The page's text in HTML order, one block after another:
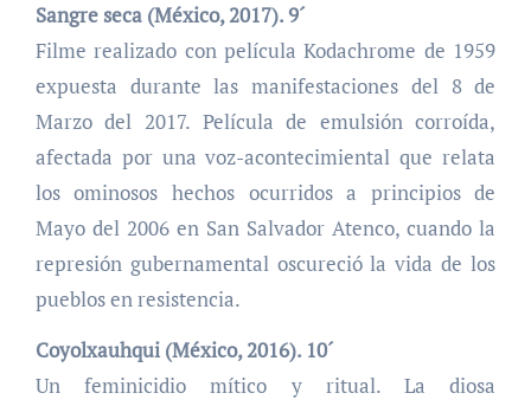
Sangre seca (México, 2017). 9´
Filme realizado con película Kodachrome de 1959
expuesta durante las manifestaciones del 8 de
Marzo del 2017. Película de emulsión corroída,
afectada por una voz-acontecimiental que relata
los ominosos hechos ocurridos a principios de
Mayo del 2006 en San Salvador Atenco, cuando la
represión gubernamental oscureció la vida de los
pueblos en resistencia.
Coyolxauhqui (México, 2016). 10´
Un feminicidio mítico y ritual. La diosa